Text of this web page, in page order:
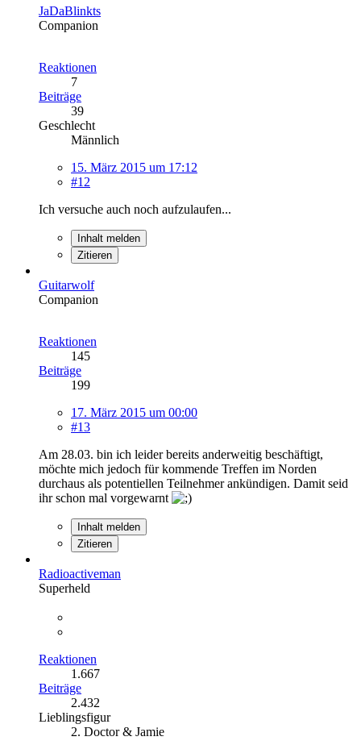
JaDaBlinkts
Companion
Reaktionen
7
Beiträge
39
Geschlecht
Männlich
15. März 2015 um 17:12
#12
Ich versuche auch noch aufzulaufen...
Inhalt melden
Zitieren
Guitarwolf
Companion
Reaktionen
145
Beiträge
199
17. März 2015 um 00:00
#13
Am 28.03. bin ich leider bereits anderweitig beschäftigt,
möchte mich jedoch für kommende Treffen im Norden
durchaus als potentiellen Teilnehmer ankündigen. Damit seid
ihr schon mal vorgewarnt
Inhalt melden
Zitieren
Radioactiveman
Superheld
Reaktionen
1.667
Beiträge
2.432
Lieblingsfigur
2. Doctor & Jamie